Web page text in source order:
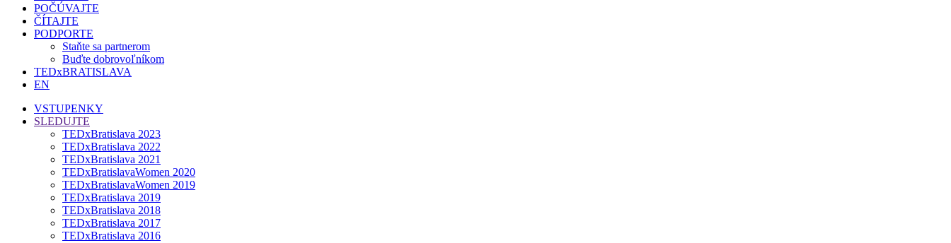
POČÚVAJTE
ČÍTAJTE
PODPORTE
Staňte sa partnerom
Buďte dobrovoľníkom
TEDxBRATISLAVA
EN
VSTUPENKY
SLEDUJTE
TEDxBratislava 2023
TEDxBratislava 2022
TEDxBratislava 2021
TEDxBratislavaWomen 2020
TEDxBratislavaWomen 2019
TEDxBratislava 2019
TEDxBratislava 2018
TEDxBratislava 2017
TEDxBratislava 2016